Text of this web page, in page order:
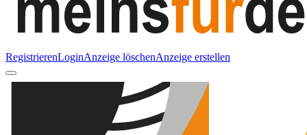
RegistrierenLoginAnzeige löschenAnzeige erstellen